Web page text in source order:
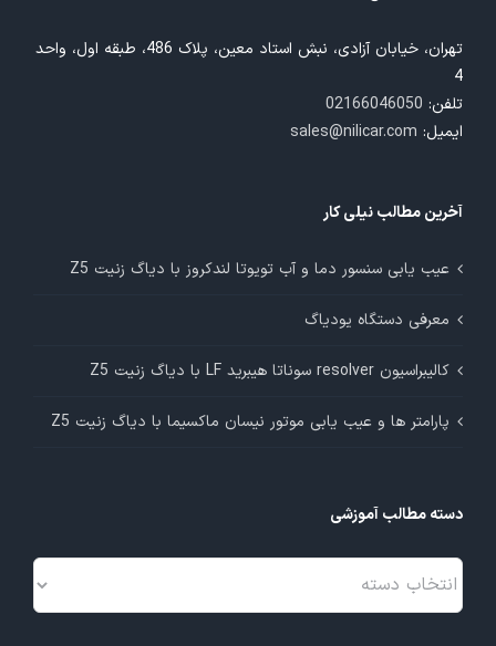
تهران، خیابان آزادی، نبش استاد معین، پلاک 486، طبقه اول، واحد
4
تلفن: 02166046050
ایمیل: sales@nilicar.com
آخرین مطالب نیلی کار
عیب یابی سنسور دما و آب تویوتا لندکروز با دیاگ زنیت Z5
معرفی دستگاه یودیاگ
کالیبراسیون resolver سوناتا هیبرید LF با دیاگ زنیت Z5
پارامتر ها و عیب یابی موتور نیسان ماکسیما با دیاگ زنیت Z5
دسته مطالب آموزشی
دسته